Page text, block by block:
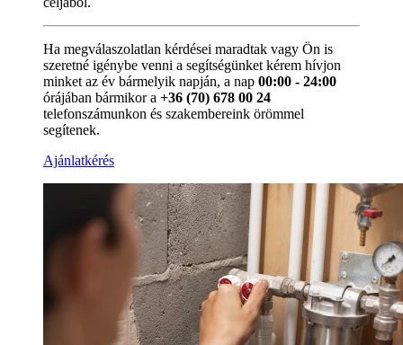
Ha megválaszolatlan kérdései maradtak vagy Ön is
szeretné igénybe venni a segítségünket kérem hívjon
minket az év bármelyik napján, a nap 00:00 - 24:00
órájában bármikor a +36 (70) 678 00 24
telefonszámunkon és szakembereink örömmel
segítenek.
Ajánlatkérés